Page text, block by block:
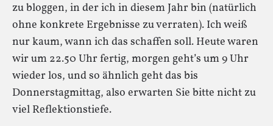
zu bloggen, in der ich in diesem Jahr bin (natürlich
ohne konkrete Ergebnisse zu verraten). Ich weiß
nur kaum, wann ich das schaffen soll. Heute waren
wir um 22.50 Uhr fertig, morgen geht’s um 9 Uhr
wieder los, und so ähnlich geht das bis
Donnerstagmittag, also erwarten Sie bitte nicht zu
viel Reflektionstiefe.